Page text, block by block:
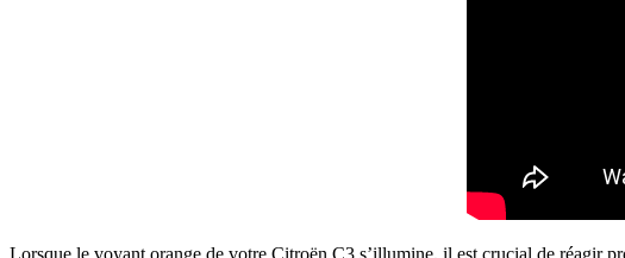
Lorsque le voyant orange de votre Citroën C3 s’illumine, il est crucial de réagir